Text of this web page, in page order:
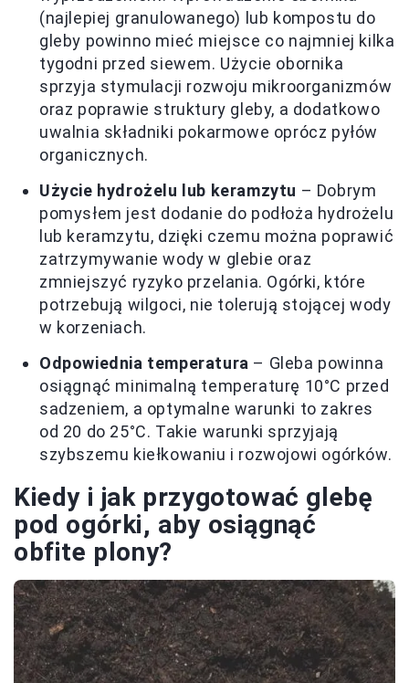
(najlepiej granulowanego) lub kompostu do
gleby powinno mieć miejsce co najmniej kilka
tygodni przed siewem. Użycie obornika
sprzyja stymulacji rozwoju mikroorganizmów
oraz poprawie struktury gleby, a dodatkowo
uwalnia składniki pokarmowe oprócz pyłów
organicznych.
Użycie hydrożelu lub keramzytu – Dobrym
pomysłem jest dodanie do podłoża hydrożelu
lub keramzytu, dzięki czemu można poprawić
zatrzymywanie wody w glebie oraz
zmniejszyć ryzyko przelania. Ogórki, które
potrzebują wilgoci, nie tolerują stojącej wody
w korzeniach.
Odpowiednia temperatura – Gleba powinna
osiągnąć minimalną temperaturę 10°C przed
sadzeniem, a optymalne warunki to zakres
od 20 do 25°C. Takie warunki sprzyjają
szybszemu kiełkowaniu i rozwojowi ogórków.
Kiedy i jak przygotować glebę
pod ogórki, aby osiągnąć
obfite plony?